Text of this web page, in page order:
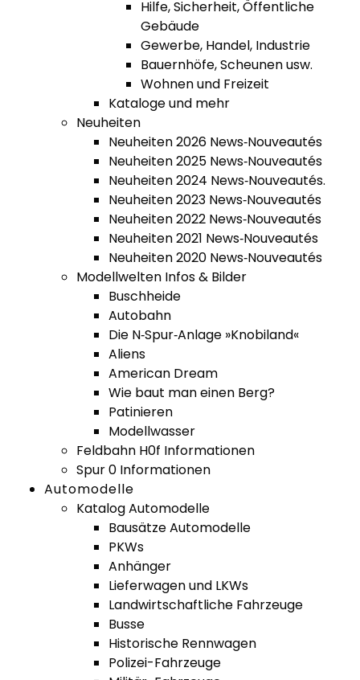
Hilfe, Sicherheit, Öffentliche
Gebäude
Gewerbe, Handel, Industrie
Bauernhöfe, Scheunen usw.
Wohnen und Freizeit
Kataloge und mehr
Neuheiten
Neuheiten 2026 News‑Nouveautés
Neuheiten 2025 News‑Nouveautés
Neuheiten 2024 News‑Nouveautés.
Neuheiten 2023 News‑Nouveautés
Neuheiten 2022 News‑Nouveautés
Neuheiten 2021 News‑Nouveautés
Neuheiten 2020 News‑Nouveautés
Modellwelten Infos & Bilder
Buschheide
Autobahn
Die N‑Spur‑Anlage »Knobiland«
Aliens
American Dream
Wie baut man einen Berg?
Patinieren
Modellwasser
Feldbahn H0f Informationen
Spur 0 Informationen
Automodelle
Katalog Automodelle
Bausätze Automodelle
PKWs
Anhänger
Lieferwagen und LKWs
Landwirtschaftliche Fahrzeuge
Busse
Historische Rennwagen
Polizei-Fahrzeuge